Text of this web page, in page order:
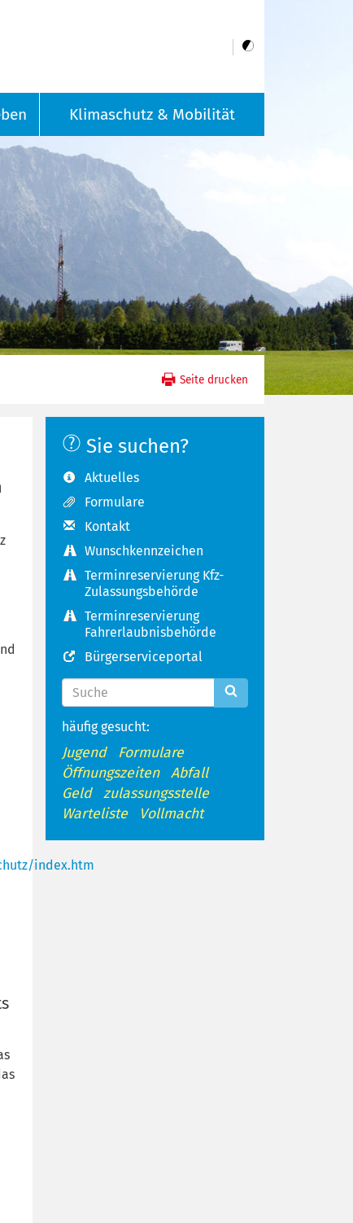
Klimaschutz & Mobilität
Seite drucken
index.htm
Sie suchen?
Aktuelles
Formulare
Kontakt
Wunschkennzeichen
Terminreservierung Kfz-
Zulassungsbehörde
Terminreservierung
Fahrerlaubnisbehörde
Bürgerserviceportal
häufig gesucht:
Jugend
Formulare
Öffnungszeiten
Abfall
Geld
zulassungsstelle
Warteliste
Vollmacht